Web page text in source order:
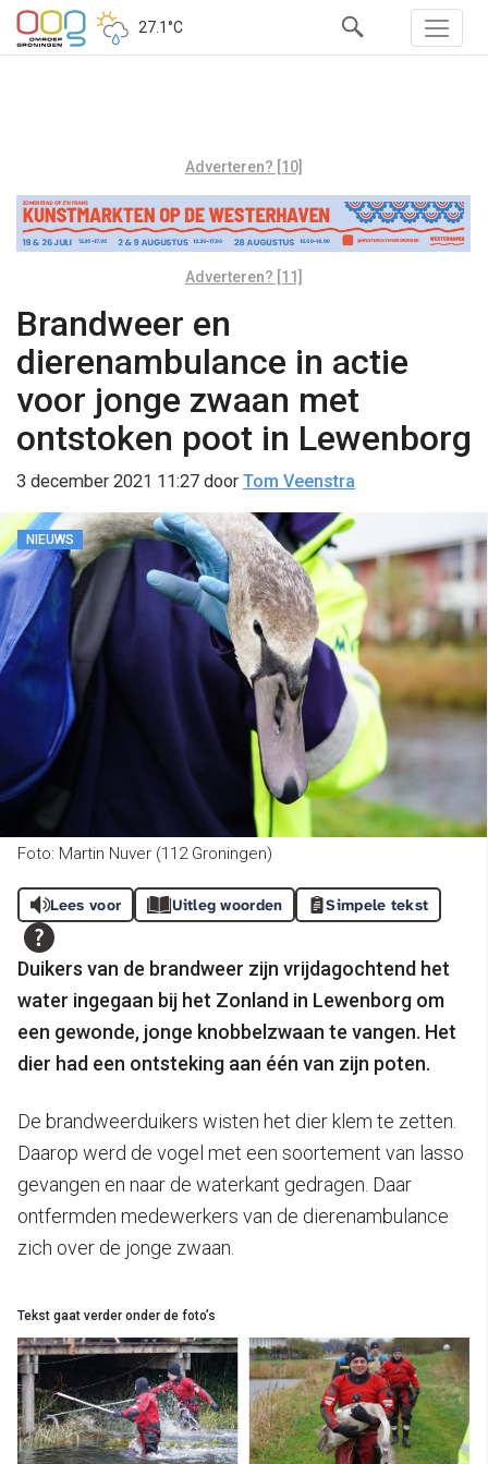
27.1°C
Adverteren? [10]
Adverteren? [11]
Brandweer en
dierenambulance in actie
voor jonge zwaan met
ontstoken poot in Lewenborg
3 december 2021 11:27 door Tom Veenstra
NIEUWS
Foto: Martin Nuver (112 Groningen)
Lees voor Uitleg woorden Simpele tekst
Duikers van de brandweer zijn vrijdagochtend het
water ingegaan bij het Zonland in Lewenborg om
een gewonde, jonge knobbelzwaan te vangen. Het
dier had een ontsteking aan één van zijn poten.
De brandweerduikers wisten het dier klem te zetten.
Daarop werd de vogel met een soortement van lasso
gevangen en naar de waterkant gedragen. Daar
ontfermden medewerkers van de dierenambulance
zich over de jonge zwaan.
Tekst gaat verder onder de foto’s